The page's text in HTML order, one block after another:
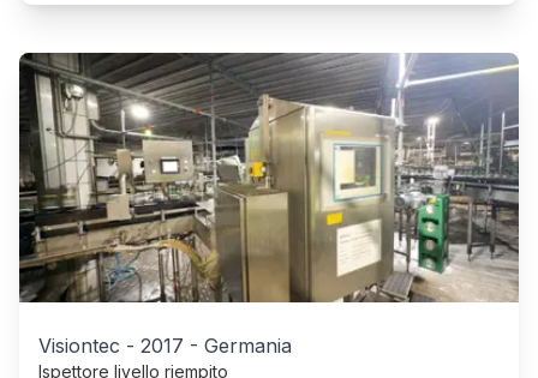
Visiontec - 2017 - Germania
Ispettore livello riempito